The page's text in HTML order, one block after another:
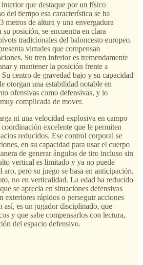
que destaque por un físico
del tiempo esa característica se ha
metros de altura y una envergadura
posición, se encuentra en clara
tradicionales del baloncesto europeo.
virtudes que compensan
Su tren inferior es tremendamente
y mantener la posición frente a
centro de gravedad bajo y su capacidad
otorgan una estabilidad notable en
ofensivas como defensivas, y lo
complicada de mover.
ni una velocidad explosiva en campo
excelente que le permiten
reducidos. Ese control corporal se
en su capacidad para usar el cuerpo
de generar ángulos de tiro incluso sin
vertical es limitado y ya no puede
pero su juego se basa en anticipación,
no en verticalidad. La edad ha reducido
se aprecia en situaciones defensivas
exteriores rápidos o perseguir acciones
así, es un jugador disciplinado, que
y que sabe compensarlos con lectura,
del espacio defensivo.